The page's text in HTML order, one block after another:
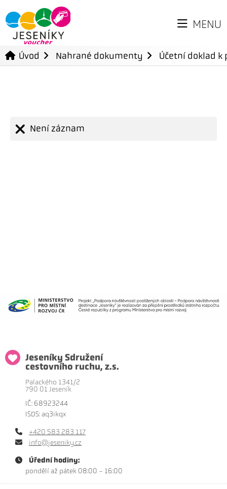
MENU
Úvod Nahrané dokumenty Účetní doklad
Není záznam
Jeseníky Sdružení
cestovního ruchu, z.s.
Palackého 1341/2
790 01 Jeseník
IČ: 68923244
ISDS: aq3ikqx
+420 583 283 117
info@jeseniky.cz
Úřední hodiny:
pondělí až pátek 08:00 - 16:00